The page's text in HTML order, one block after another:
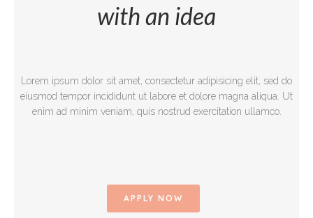
with an idea
Lorem ipsum dolor sit amet, consectetur adipisicing elit, sed do
eiusmod tempor incididunt ut labore et dolore magna aliqua. Ut
enim ad minim veniam, quis nostrud exercitation ullamco.
APPLY NOW